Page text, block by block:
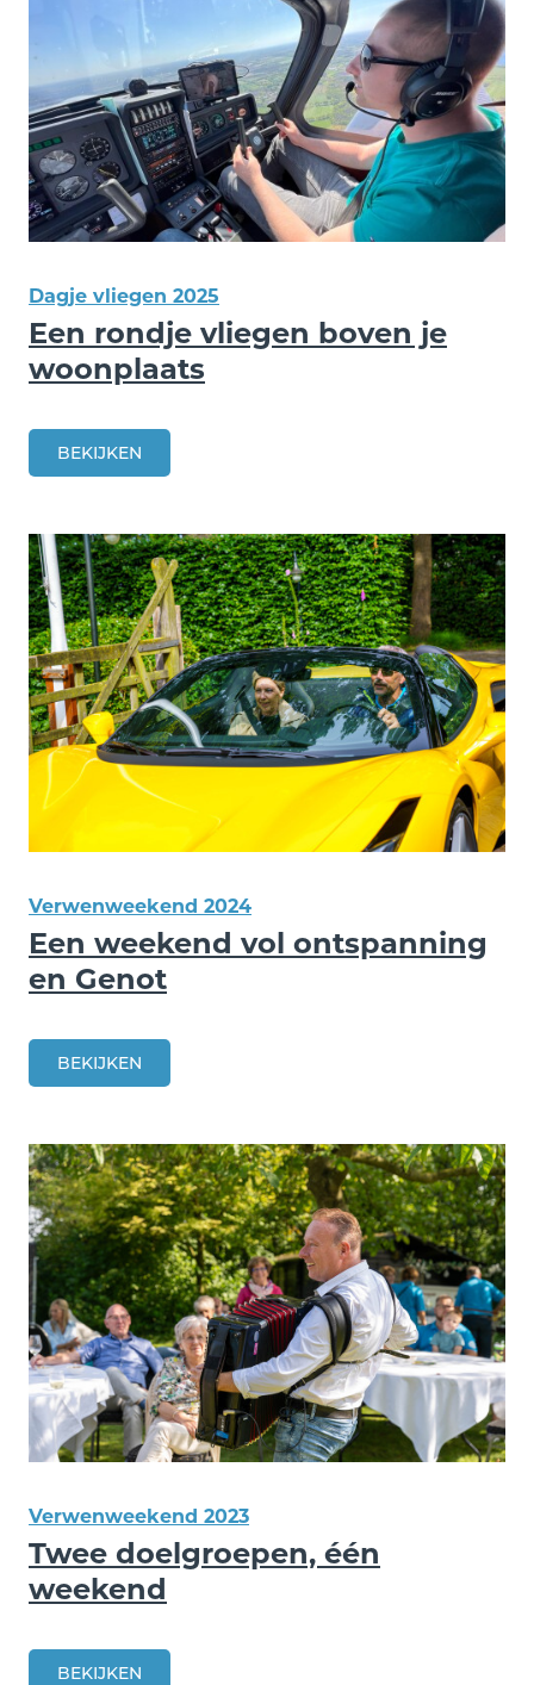
Dagje vliegen 2025
Een rondje vliegen boven je
woonplaats
BEKIJKEN
Verwenweekend 2024
Een weekend vol ontspanning
en Genot
BEKIJKEN
Verwenweekend 2023
Twee doelgroepen, één
weekend
BEKIJKEN